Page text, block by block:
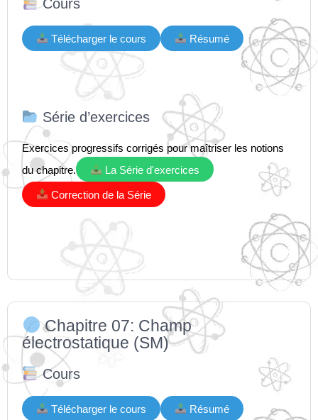
Cours
Télécharger le cours Résumé
Série d’exercices
Exercices progressifs corrigés pour maîtriser les notions
du chapitre.
La Série d'exercices
Correction de la Série
Chapitre 07: Champ
électrostatique (SM)
Cours
Télécharger le cours Résumé